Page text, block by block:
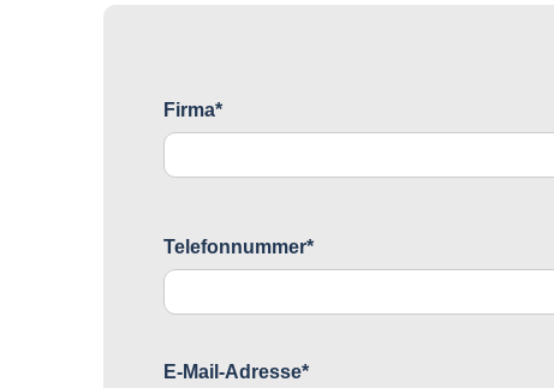
Firma*
Telefonnummer*
E-Mail-Adresse*